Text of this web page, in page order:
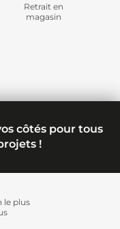
Retrait en
magasin
côtés pour tous
!
le plus